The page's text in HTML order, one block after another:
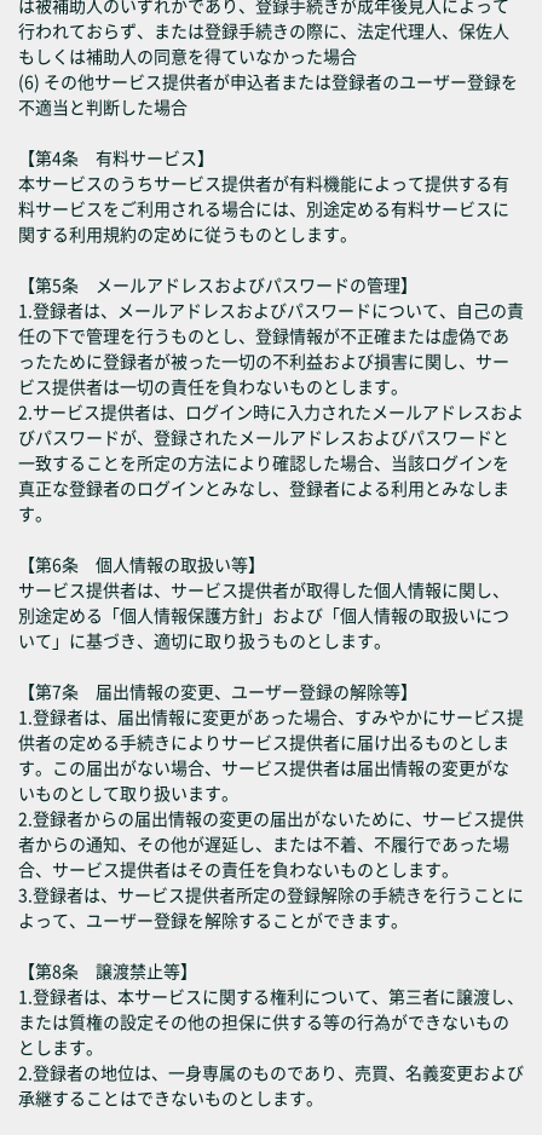
は被補助人のいずれかであり、登録手続きが成年後見人によって
行われておらず、または登録手続きの際に、法定代理人、保佐人
もしくは補助人の同意を得ていなかった場合
(6) その他サービス提供者が申込者または登録者のユーザー登録を
不適当と判断した場合
【第4条 有料サービス】
本サービスのうちサービス提供者が有料機能によって提供する有
料サービスをご利用される場合には、別途定める有料サービスに
関する利用規約の定めに従うものとします。
【第5条 メールアドレスおよびパスワードの管理】
1.登録者は、メールアドレスおよびパスワードについて、自己の責
任の下で管理を行うものとし、登録情報が不正確または虚偽であ
ったために登録者が被った一切の不利益および損害に関し、サー
ビス提供者は一切の責任を負わないものとします。
2.サービス提供者は、ログイン時に入力されたメールアドレスおよ
びパスワードが、登録されたメールアドレスおよびパスワードと
一致することを所定の方法により確認した場合、当該ログインを
真正な登録者のログインとみなし、登録者による利用とみなしま
す。
【第6条 個人情報の取扱い等】
サービス提供者は、サービス提供者が取得した個人情報に関し、
別途定める「個人情報保護方針」および「個人情報の取扱いにつ
いて」に基づき、適切に取り扱うものとします。
【第7条 届出情報の変更、ユーザー登録の解除等】
1.登録者は、届出情報に変更があった場合、すみやかにサービス提
供者の定める手続きによりサービス提供者に届け出るものとしま
す。この届出がない場合、サービス提供者は届出情報の変更がな
いものとして取り扱います。
2.登録者からの届出情報の変更の届出がないために、サービス提供
者からの通知、その他が遅延し、または不着、不履行であった場
合、サービス提供者はその責任を負わないものとします。
3.登録者は、サービス提供者所定の登録解除の手続きを行うことに
よって、ユーザー登録を解除することができます。
【第8条 譲渡禁止等】
1.登録者は、本サービスに関する権利について、第三者に譲渡し、
または質権の設定その他の担保に供する等の行為ができないもの
とします。
2.登録者の地位は、一身専属のものであり、売買、名義変更および
承継することはできないものとします。